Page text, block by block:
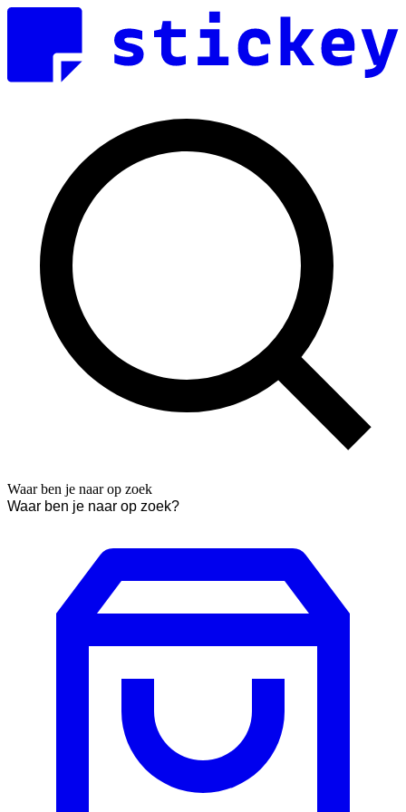
Waar ben je naar op zoek